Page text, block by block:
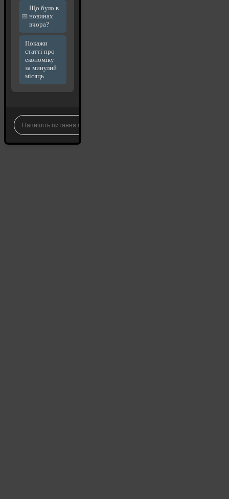
Що було в
новинах
вчора?
Покажи
статті про
економіку
за минулий
місяць